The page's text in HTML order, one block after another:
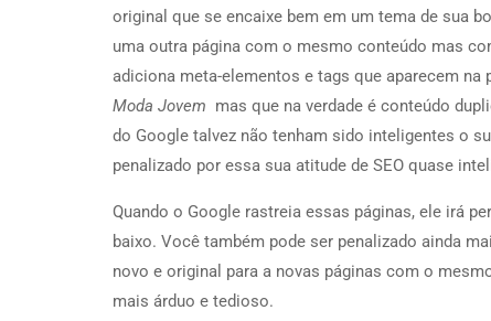
original que se encaixe bem em um tema de sua
uma outra página com o mesmo conteúdo mas
adiciona meta-elementos e tags que aparecem
Moda Jovem mas que na verdade é conteúdo
do Google talvez não tenham sido inteligentes o
penalizado por essa sua atitude de SEO quase
Quando o Google rastreia essas páginas, ele irá
baixo. Você também pode ser penalizado ainda
novo e original para a novas páginas com o
mais árduo e tedioso.